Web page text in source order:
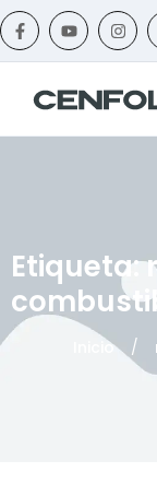
Etiqueta:
Inicio /